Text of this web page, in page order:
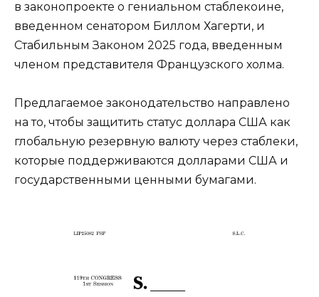
в законопроекте о гениальном стаблекоине,
введенном сенатором Биллом Хагерти, и
Стабильным Законом 2025 года, введенным
членом представителя Французского холма.
Предлагаемое законодательство направлено
на то, чтобы защитить статус доллара США как
глобальную резервную валюту через стаблеки,
которые поддерживаются долларами США и
государственными ценными бумагами.